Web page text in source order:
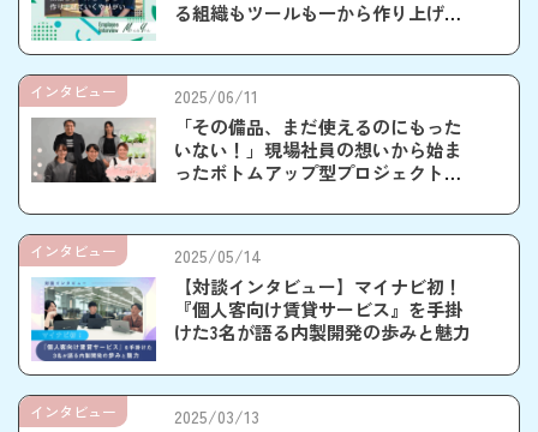
る組織もツールも一から作り上げて
2025/06/11
「その備品、まだ使えるのにもった
いない！」現場社員の想いから始ま
ったボトムアップ型プロジェクト！
誕生秘話
インタビュー
2025/05/14
【対談インタビュー】マイナビ初！
『個人客向け賃貸サービス』を手掛
けた3名が語る内製開発の歩みと魅力
インタビュー
2025/03/13
インタビュー